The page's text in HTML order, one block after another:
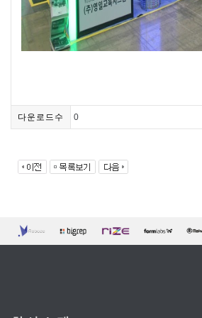
다운로드수 0